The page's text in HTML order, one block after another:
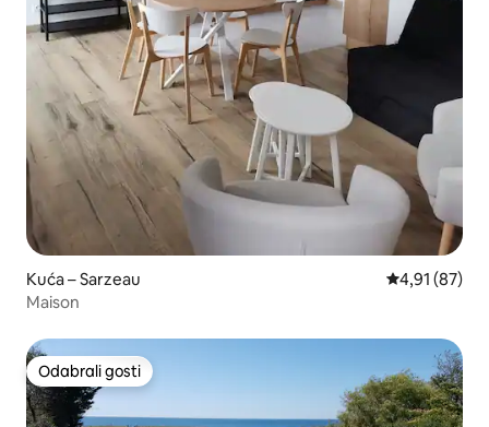
Kuća – Sarzeau Prosječna
4,91 (87)
Maison
Odabrali gosti
Odabrali gosti